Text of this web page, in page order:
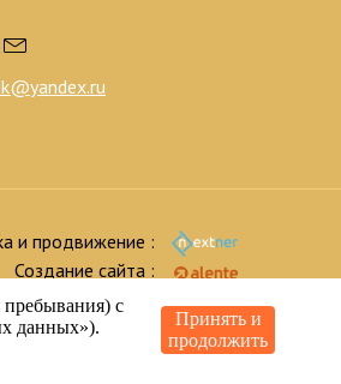
и продвижение :
Создание сайта :
с
данных»).
Принять и
продолжить